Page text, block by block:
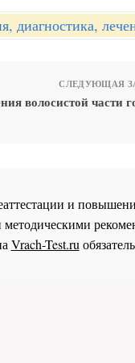
диагностика,
СЛЕДУЮЩАЯ
волосистой части
и
Vrach-Test.ru